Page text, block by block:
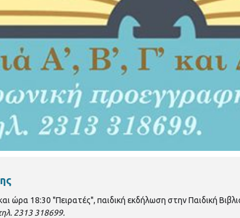
ώρα 18:30 "Πειρατές", παιδική εκδήλωση στην Παιδική
2313 318699.